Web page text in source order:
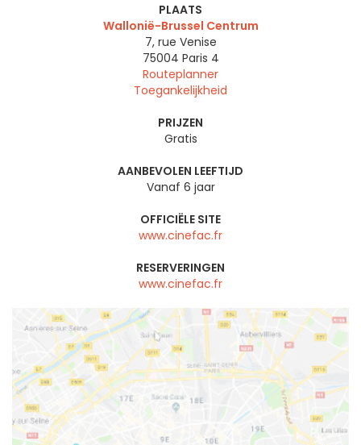
PLAATS
Wallonië-Brussel Centrum
7, rue Venise
75004 Paris 4
Routeplanner
Toegankelijkheid
PRIJZEN
Gratis
AANBEVOLEN LEEFTIJD
Vanaf 6 jaar
OFFICIËLE SITE
www.cinefac.fr
RESERVERINGEN
www.cinefac.fr